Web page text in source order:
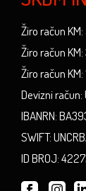
Žiro račun
Žiro račun
Žiro račun
Devizni
IBANRN:
SWIFT:
ID BROJ: